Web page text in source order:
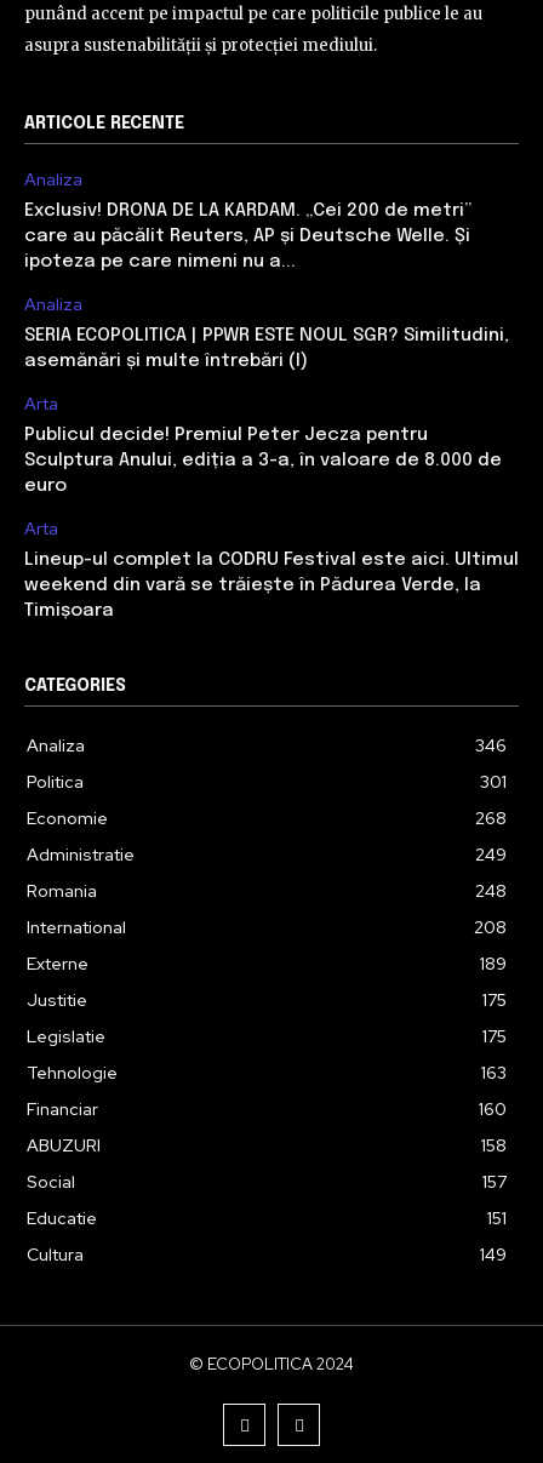
punând accent pe impactul pe care politicile publice le au
asupra sustenabilității și protecției mediului.
ARTICOLE RECENTE
Analiza
Exclusiv! DRONA DE LA KARDAM. „Cei 200 de metri”
care au păcălit Reuters, AP și Deutsche Welle. Și
ipoteza pe care nimeni nu a...
Analiza
SERIA ECOPOLITICA | PPWR ESTE NOUL SGR? Similitudini,
asemănări și multe întrebări (I)
Arta
Publicul decide! Premiul Peter Jecza pentru
Sculptura Anului, ediția a 3-a, în valoare de 8.000 de
euro
Arta
Lineup-ul complet la CODRU Festival este aici. Ultimul
weekend din vară se trăiește în Pădurea Verde, la
Timișoara
CATEGORIES
Analiza
346
Politica
301
Economie
268
Administratie
249
Romania
248
International
208
Externe
189
Justitie
175
Legislatie
175
Tehnologie
163
Financiar
160
ABUZURI
158
Social
157
Educatie
151
Cultura
149
© ECOPOLITICA 2024